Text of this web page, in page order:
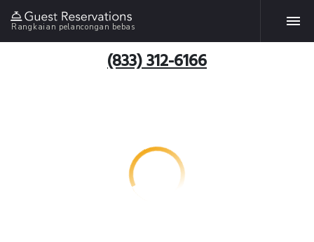
Rangkaian pelancongan bebas
(833) 312-6166